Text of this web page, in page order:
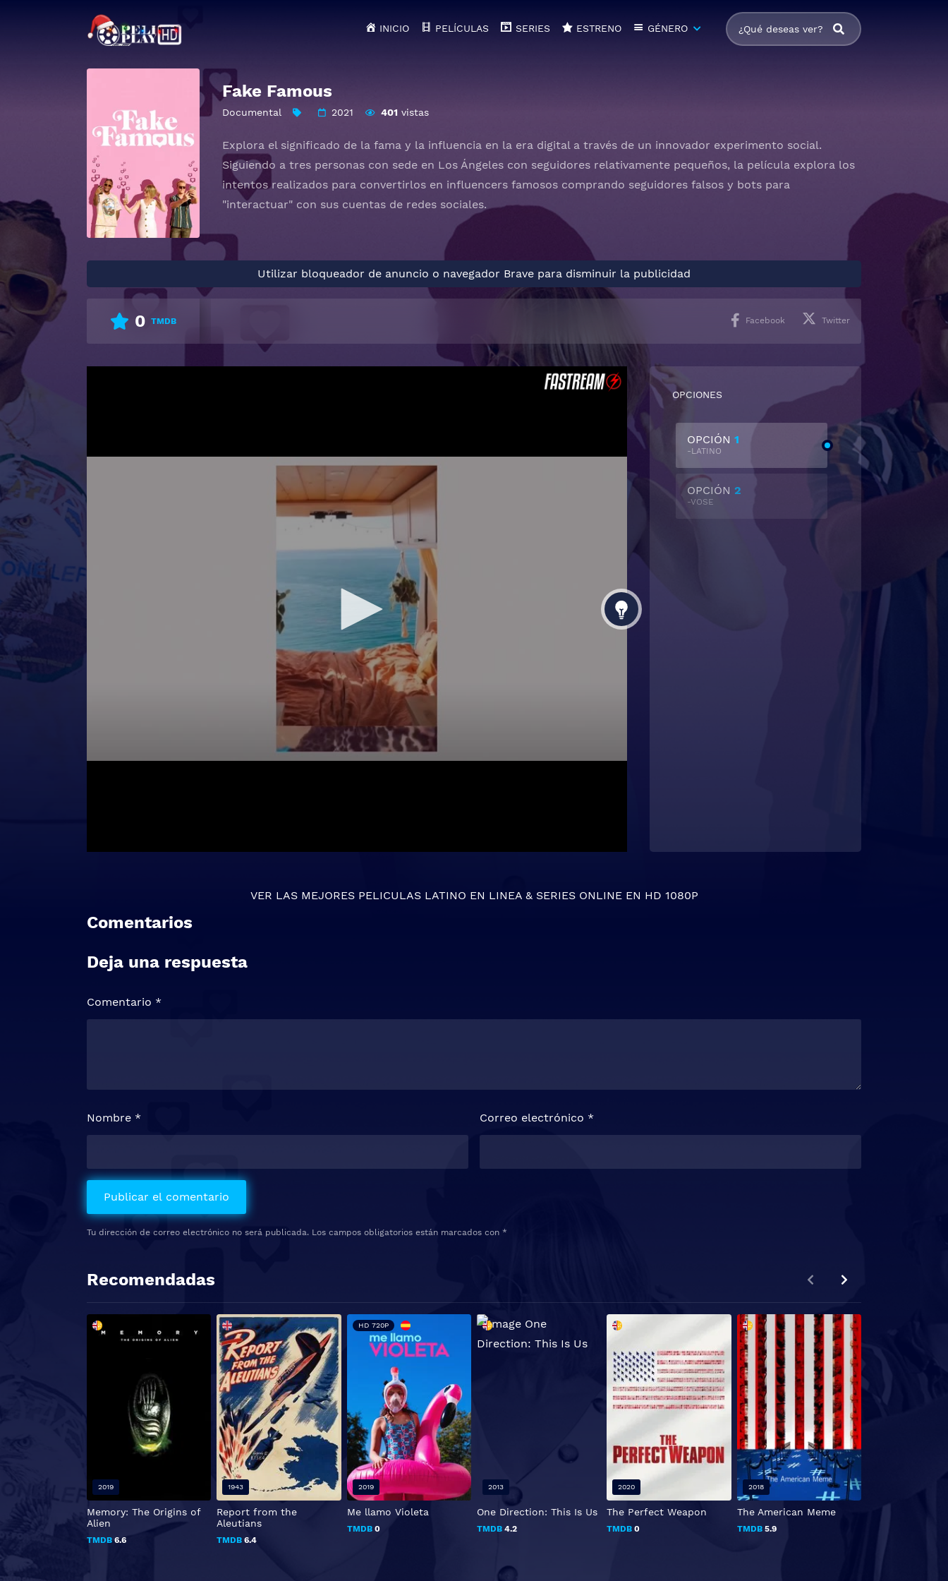
INICIO PELÍCULAS SERIES ESTRENO GÉNERO
Fake Famous
Documental 2021 401vistas
Explora el significado de la fama y la influencia en la era digital a través de un innovador experimento social.
Siguiendo a tres personas con sede en Los Ángeles con seguidores relativamente pequeños, la película explora los
intentos realizados para convertirlos en influencers famosos comprando seguidores falsos y bots para
"interactuar" con sus cuentas de redes sociales.
Utilizar bloqueador de anuncio o navegador Brave para disminuir la publicidad
0 TMDB Facebook Twitter
OPCIONES
OPCIÓN 1
-LATINO
OPCIÓN 2
-VOSE
VER LAS MEJORES PELICULAS LATINO EN LINEA& SERIES ONLINEEN HD 1080P
Comentarios
Deja una respuesta
Tu dirección de correo electrónico no será publicada. Los campos obligatorios están marcados con *
Comentario *
Nombre * Correo electrónico *
Recomendadas
Memory: The Origins of
Alien
TMDB 6.6
2019
Report from the
Aleutians
TMDB 6.4
1943
Me llamo Violeta
TMDB0
HD 720P
2019
One Direction: This Is Us
TMDB4.2
2013
The Perfect Weapon
TMDB 0
2020
The American Meme
TMDB5.9
2018